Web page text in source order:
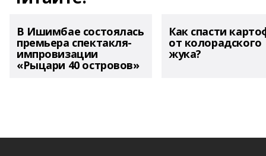
В Ишимбае состоялась
премьера спектакля-
импровизации
«Рыцари 40 островов»
Как спасти
от колорадского
жука?